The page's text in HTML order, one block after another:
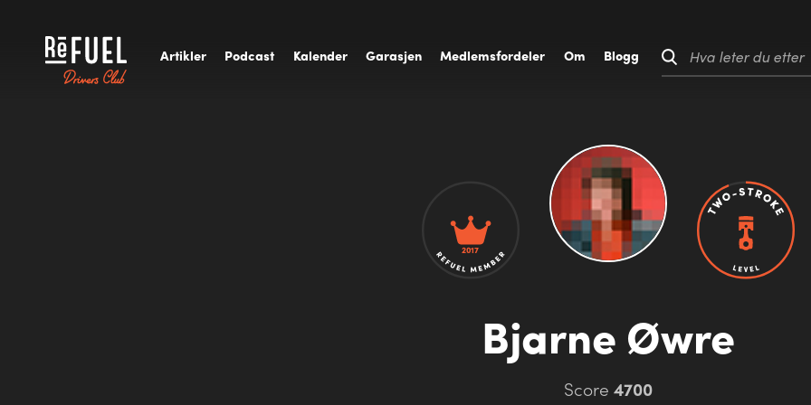
Artikler Podcast Kalender Garasjen Medlemsfordeler Om Blogg Hva leter du etter
2017
Bjarne Øwre
Score 4700